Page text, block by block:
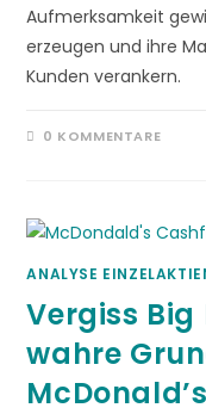
Aufmerksamkeit
erzeugen und ihre
Kunden verankern.
0 KOMMENTARE
ANALYSE
Vergiss
wahre